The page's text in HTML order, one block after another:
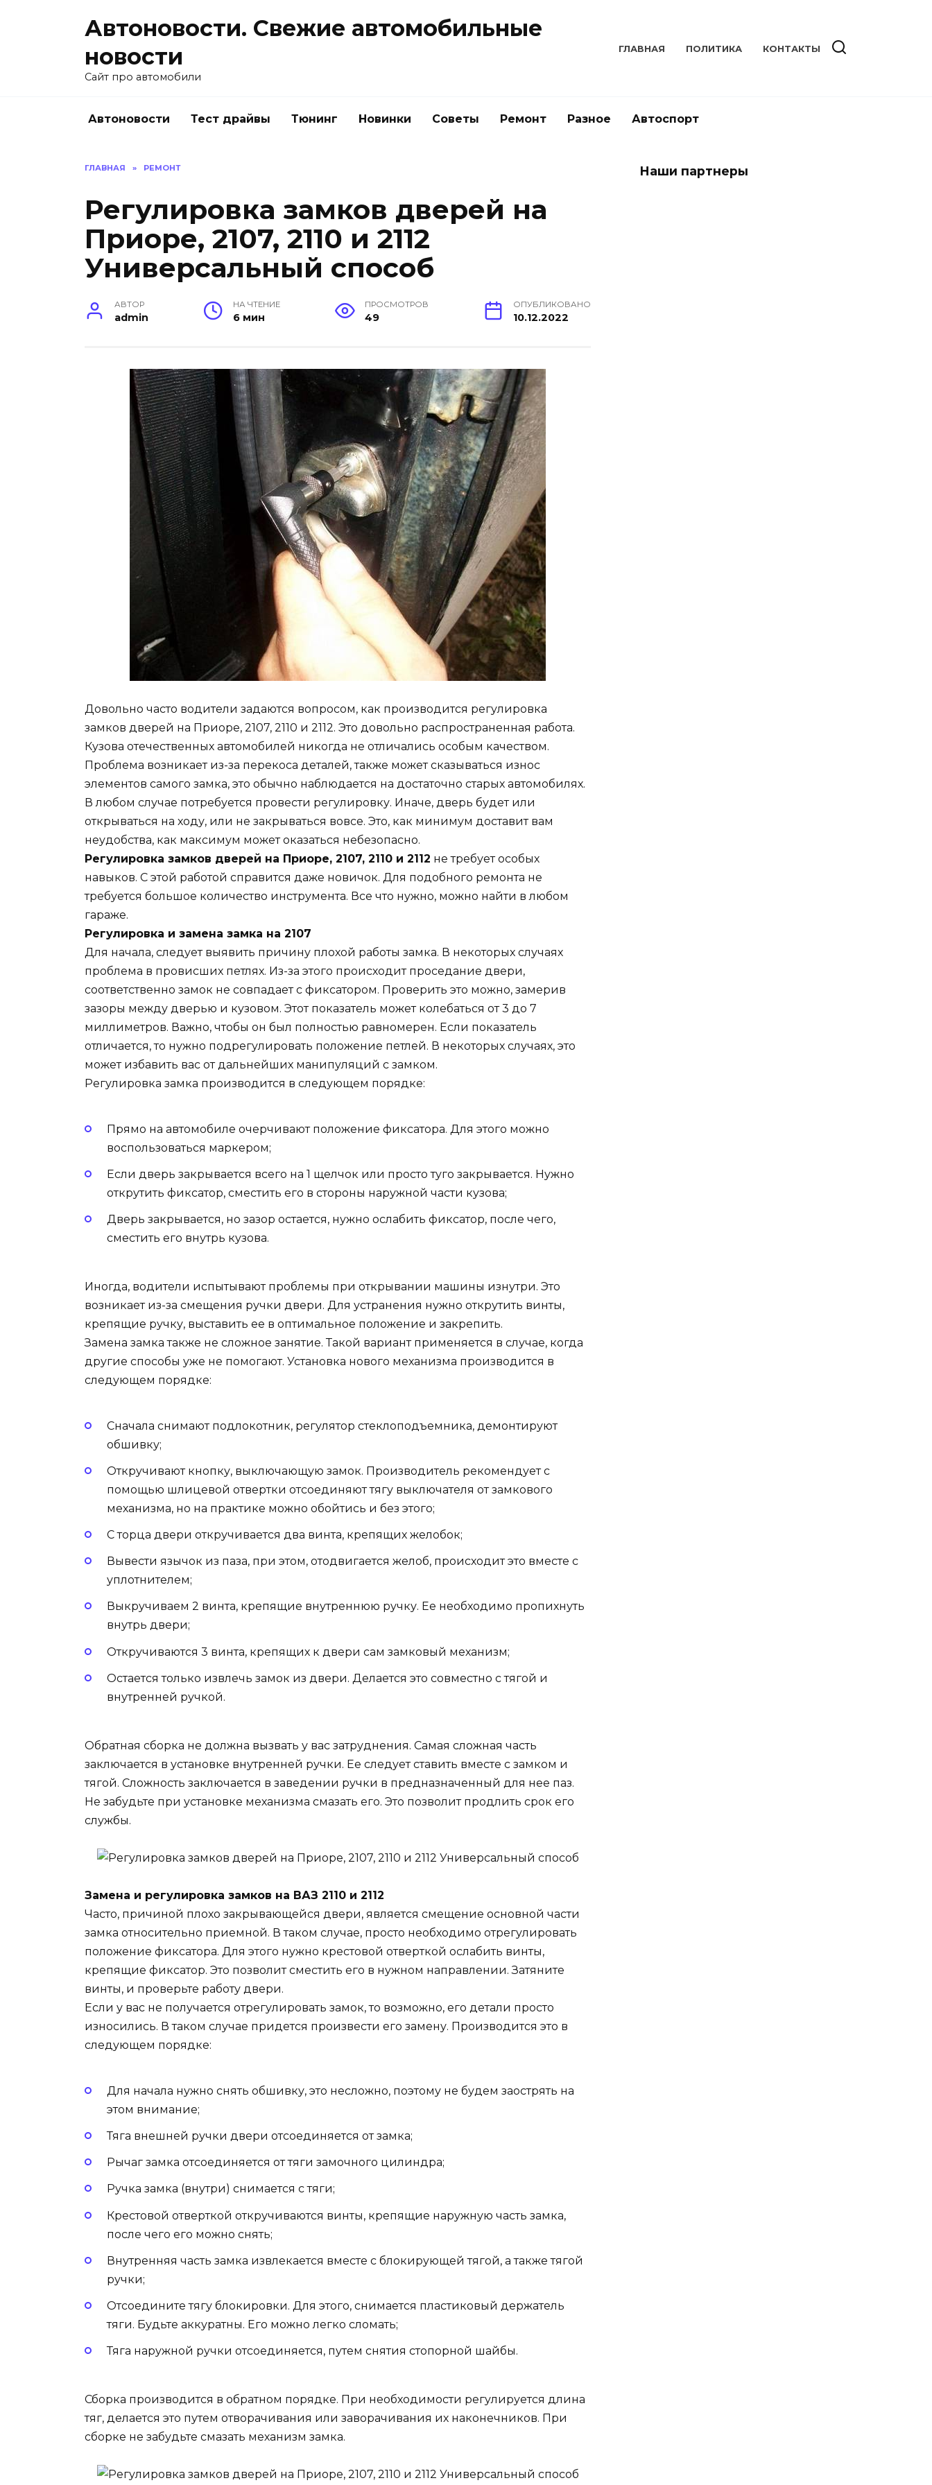
Автоновости. Свежие автомобильные
новости
Сайт про автомобили
ГЛАВНАЯ ПОЛИТИКА КОНТАКТЫ
Автоновости Тест драйвы Тюнинг Новинки Советы Ремонт Разное Автоспорт
ГЛАВНАЯ » РЕМОНТ
Регулировка замков дверей на
Приоре, 2107, 2110 и 2112
Универсальный способ
АВТОР
admin
НА ЧТЕНИЕ
6 мин
ПРОСМОТРОВ
49
ОПУБЛИКОВАНО
10.12.2022
Довольно часто водители задаются вопросом, как производится регулировка
замков дверей на Приоре, 2107, 2110 и 2112. Это довольно распространенная работа.
Кузова отечественных автомобилей никогда не отличались особым качеством.
Проблема возникает из-за перекоса деталей, также может сказываться износ
элементов самого замка, это обычно наблюдается на достаточно старых автомобилях.
В любом случае потребуется провести регулировку. Иначе, дверь будет или
открываться на ходу, или не закрываться вовсе. Это, как минимум доставит вам
неудобства, как максимум может оказаться небезопасно.
Регулировка замков дверей на Приоре, 2107, 2110 и 2112 не требует особых
навыков. С этой работой справится даже новичок. Для подобного ремонта не
требуется большое количество инструмента. Все что нужно, можно найти в любом
гараже.
Регулировка и замена замка на 2107
Для начала, следует выявить причину плохой работы замка. В некоторых случаях
проблема в провисших петлях. Из-за этого происходит проседание двери,
соответственно замок не совпадает с фиксатором. Проверить это можно, замерив
зазоры между дверью и кузовом. Этот показатель может колебаться от 3 до 7
миллиметров. Важно, чтобы он был полностью равномерен. Если показатель
отличается, то нужно подрегулировать положение петлей. В некоторых случаях, это
может избавить вас от дальнейших манипуляций с замком.
Регулировка замка производится в следующем порядке:
Прямо на автомобиле очерчивают положение фиксатора. Для этого можно
воспользоваться маркером;
Если дверь закрывается всего на 1 щелчок или просто туго закрывается. Нужно
открутить фиксатор, сместить его в стороны наружной части кузова;
Дверь закрывается, но зазор остается, нужно ослабить фиксатор, после чего,
сместить его внутрь кузова.
Иногда, водители испытывают проблемы при открывании машины изнутри. Это
возникает из-за смещения ручки двери. Для устранения нужно открутить винты,
крепящие ручку, выставить ее в оптимальное положение и закрепить.
Замена замка также не сложное занятие. Такой вариант применяется в случае, когда
другие способы уже не помогают. Установка нового механизма производится в
следующем порядке:
Сначала снимают подлокотник, регулятор стеклоподъемника, демонтируют
обшивку;
Откручивают кнопку, выключающую замок. Производитель рекомендует с
помощью шлицевой отвертки отсоединяют тягу выключателя от замкового
механизма, но на практике можно обойтись и без этого;
С торца двери откручивается два винта, крепящих желобок;
Вывести язычок из паза, при этом, отодвигается желоб, происходит это вместе с
уплотнителем;
Выкручиваем 2 винта, крепящие внутреннюю ручку. Ее необходимо пропихнуть
внутрь двери;
Откручиваются 3 винта, крепящих к двери сам замковый механизм;
Остается только извлечь замок из двери. Делается это совместно с тягой и
внутренней ручкой.
Обратная сборка не должна вызвать у вас затруднения. Самая сложная часть
заключается в установке внутренней ручки. Ее следует ставить вместе с замком и
тягой. Сложность заключается в заведении ручки в предназначенный для нее паз.
Не забудьте при установке механизма смазать его. Это позволит продлить срок его
службы.
Замена и регулировка замков на ВАЗ 2110 и 2112
Часто, причиной плохо закрывающейся двери, является смещение основной части
замка относительно приемной. В таком случае, просто необходимо отрегулировать
положение фиксатора. Для этого нужно крестовой отверткой ослабить винты,
крепящие фиксатор. Это позволит сместить его в нужном направлении. Затяните
винты, и проверьте работу двери.
Если у вас не получается отрегулировать замок, то возможно, его детали просто
износились. В таком случае придется произвести его замену. Производится это в
следующем порядке:
Для начала нужно снять обшивку, это несложно, поэтому не будем заострять на
этом внимание;
Тяга внешней ручки двери отсоединяется от замка;
Рычаг замка отсоединяется от тяги замочного цилиндра;
Ручка замка (внутри) снимается с тяги;
Крестовой отверткой откручиваются винты, крепящие наружную часть замка,
после чего его можно снять;
Внутренняя часть замка извлекается вместе с блокирующей тягой, а также тягой
ручки;
Отсоедините тягу блокировки. Для этого, снимается пластиковый держатель
тяги. Будьте аккуратны. Его можно легко сломать;
Тяга наружной ручки отсоединяется, путем снятия стопорной шайбы.
Сборка производится в обратном порядке. При необходимости регулируется длина
тяг, делается это путем отворачивания или заворачивания их наконечников. При
сборке не забудьте смазать механизм замка.
Наши партнеры